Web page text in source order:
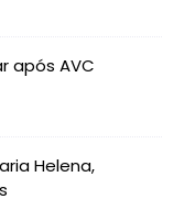
após AVC
Helena,